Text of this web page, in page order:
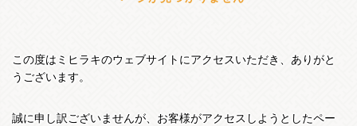
この度はミヒラキのウェブサイトにアクセスいただき、ありがと
うございます。
誠に申し訳ございませんが、お客様がアクセスしようとしたペー